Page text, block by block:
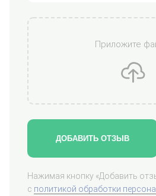
Приложите
ДОБАВИТЬ ОТЗЫВ
Нажимая кнопку «Добавить
с политикой обработки